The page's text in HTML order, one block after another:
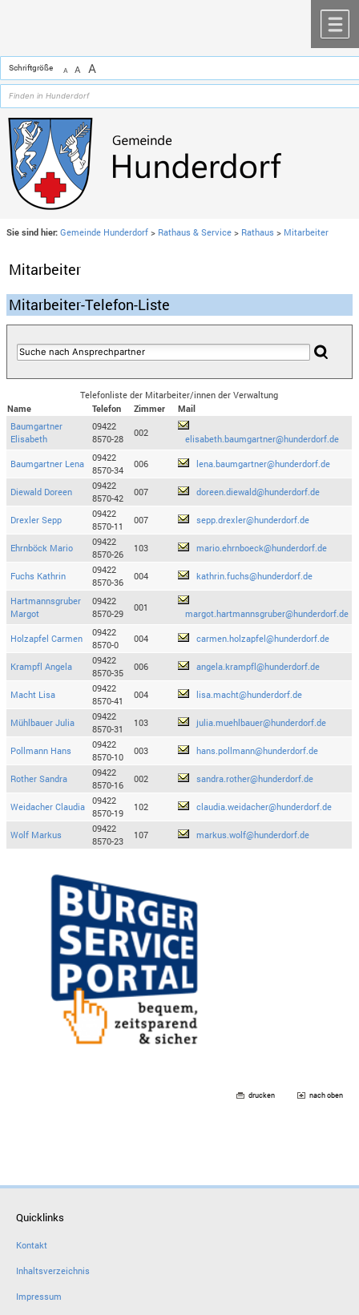
Schriftgröße A A A
Sie sind hier: Gemeinde Hunderdorf > Rathaus & Service > Rathaus > Mitarbeiter
Mitarbeiter
Mitarbeiter-Telefon-Liste
Telefonliste der Mitarbeiter/innen der Verwaltung
Name
Telefon Zimmer
Mail
Baumgartner
Elisabeth
09422
8570-28
002
elisabeth.baumgartner@hunderdorf.de
Baumgartner Lena
09422
8570-34
006 lena.baumgartner@hunderdorf.de
Diewald Doreen
09422
8570-42
007 doreen.diewald@hunderdorf.de
Drexler Sepp
09422
8570-11
007 sepp.drexler@hunderdorf.de
Ehrnböck Mario
09422
8570-26
103 mario.ehrnboeck@hunderdorf.de
Fuchs Kathrin
09422
8570-36
004 kathrin.fuchs@hunderdorf.de
Hartmannsgruber
Margot
09422
8570-29
001
margot.hartmannsgruber@hunderdorf.de
Holzapfel Carmen
09422
8570-0
004 carmen.holzapfel@hunderdorf.de
Krampfl Angela
09422
8570-35
006 angela.krampfl@hunderdorf.de
Macht Lisa
09422
8570-41
004 lisa.macht@hunderdorf.de
Mühlbauer Julia
09422
8570-31
103 julia.muehlbauer@hunderdorf.de
Pollmann Hans
09422
8570-10
003 hans.pollmann@hunderdorf.de
Rother Sandra
09422
8570-16
002 sandra.rother@hunderdorf.de
Weidacher Claudia
09422
8570-19
102 claudia.weidacher@hunderdorf.de
Wolf Markus
09422
8570-23
107 markus.wolf@hunderdorf.de
drucken nach oben
Quicklinks
Kontakt
Inhaltsverzeichnis
Impressum